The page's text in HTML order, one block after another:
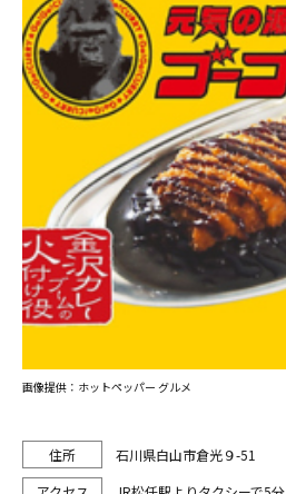
石川県白山市倉光９-51
画像提供：ホットペッパー グルメ